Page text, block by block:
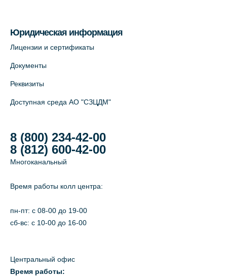
Лабораторный терминал на Большом
+7 (812) 565-11-12
На карте
Юридическая информация
Лицензии и сертификаты
Документы
Реквизиты
Доступная среда АО "СЗЦДМ"
8 (800) 234-42-00
8 (812) 600-42-00
Многоканальный
Время работы колл центра:
пн-пт: c 08-00 до 19-00
сб-вс: с 10-00 до 16-00
Центральный офис
Время работы: